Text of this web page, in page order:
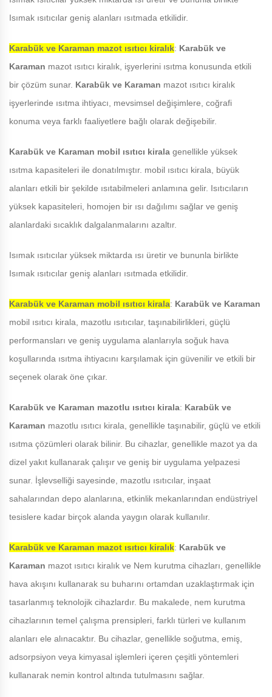
Isımak ısıtıcılar geniş alanları ısıtmada etkilidir.
Karabük ve Karaman mazot ısıtıcı kiralık: Karabük ve
Karaman mazot ısıtıcı kiralık, işyerlerini ısıtma konusunda etkili
bir çözüm sunar. Karabük ve Karaman mazot ısıtıcı kiralık
işyerlerinde ısıtma ihtiyacı, mevsimsel değişimlere, coğrafi
konuma veya farklı faaliyetlere bağlı olarak değişebilir.
Karabük ve Karaman mobil ısıtıcı kirala genellikle yüksek
ısıtma kapasiteleri ile donatılmıştır. mobil ısıtıcı kirala, büyük
alanları etkili bir şekilde ısıtabilmeleri anlamına gelir. Isıtıcıların
yüksek kapasiteleri, homojen bir ısı dağılımı sağlar ve geniş
alanlardaki sıcaklık dalgalanmalarını azaltır.
Isımak ısıtıcılar yüksek miktarda ısı üretir ve bununla birlikte
Isımak ısıtıcılar geniş alanları ısıtmada etkilidir.
Karabük ve Karaman mobil ısıtıcı kirala: Karabük ve Karaman
mobil ısıtıcı kirala, mazotlu ısıtıcılar, taşınabilirlikleri, güçlü
performansları ve geniş uygulama alanlarıyla soğuk hava
koşullarında ısıtma ihtiyacını karşılamak için güvenilir ve etkili bir
seçenek olarak öne çıkar.
Karabük ve Karaman mazotlu ısıtıcı kirala: Karabük ve
Karaman mazotlu ısıtıcı kirala, genellikle taşınabilir, güçlü ve etkili
ısıtma çözümleri olarak bilinir. Bu cihazlar, genellikle mazot ya da
dizel yakıt kullanarak çalışır ve geniş bir uygulama yelpazesi
sunar. İşlevselliği sayesinde, mazotlu ısıtıcılar, inşaat
sahalarından depo alanlarına, etkinlik mekanlarından endüstriyel
tesislere kadar birçok alanda yaygın olarak kullanılır.
Karabük ve Karaman mazot ısıtıcı kiralık: Karabük ve
Karaman mazot ısıtıcı kiralık ve Nem kurutma cihazları, genellikle
hava akışını kullanarak su buharını ortamdan uzaklaştırmak için
tasarlanmış teknolojik cihazlardır. Bu makalede, nem kurutma
cihazlarının temel çalışma prensipleri, farklı türleri ve kullanım
alanları ele alınacaktır. Bu cihazlar, genellikle soğutma, emiş,
adsorpsiyon veya kimyasal işlemleri içeren çeşitli yöntemleri
kullanarak nemin kontrol altında tutulmasını sağlar.